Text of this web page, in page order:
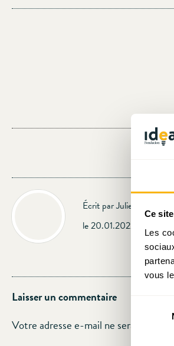
Ce
Les
vous
Écrit par Julien Mpia
le 20.01.2022
Laisser un commentaire
Votre adresse e-mail ne sera pas